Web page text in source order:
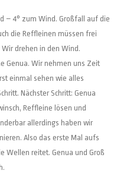
– 4° zum Wind. Großfall auf die
die Reffleinen müssen frei
drehen in den Wind.
Genua. Wir nehmen uns Zeit
einmal sehen wie alles
Nächster Schritt: Genua
Reffleine lösen und
allerdings haben wir
Also das erste Mal aufs
Wellen reitet. Genua und Groß